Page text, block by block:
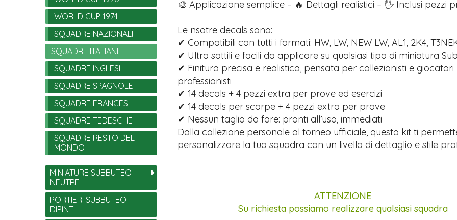
🎨 Applicazione semplice – 🔥 Dettagli realistici – 🖐️ Inclusi pezzi
Le nsotre decals sono:
✔ Compatibili con tutti i formati: HW, LW, NEW LW, AL1, 2K4,
✔ Ultra sottili e facili da applicare su qualsiasi tipo di miniatura
✔ Finitura precisa e realistica, pensata per collezionisti e giocatori
professionisti
✔ 14 decals + 4 pezzi extra per prove ed esercizi
✔ 14 decals per scarpe + 4 pezzi extra per prove
✔ Nessun taglio da fare: pronti all’uso, immediati
Dalla collezione personale al torneo ufficiale, questo kit ti
personalizzare la tua squadra con un livello di dettaglio e stile
ATTENZIONE
Su richiesta possiamo realizzare qualsiasi squadra
WORLD CUP 1974
SQUADRE NAZIONALI
SQUADRE ITALIANE
SQUADRE INGLESI
SQUADRE SPAGNOLE
SQUADRE FRANCESI
SQUADRE TEDESCHE
SQUADRE RESTO DEL
MONDO
MINIATURE SUBBUTEO
NEUTRE
PORTIERI SUBBUTEO
DIPINTI